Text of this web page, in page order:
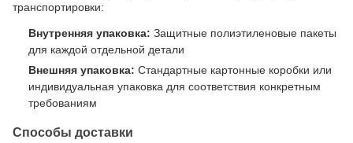
транспортировки:
Внутренняя упаковка: Защитные полиэтиленовые пакеты
для каждой отдельной детали
Внешняя упаковка: Стандартные картонные коробки или
индивидуальная упаковка для соответствия конкретным
требованиям
Способы доставки